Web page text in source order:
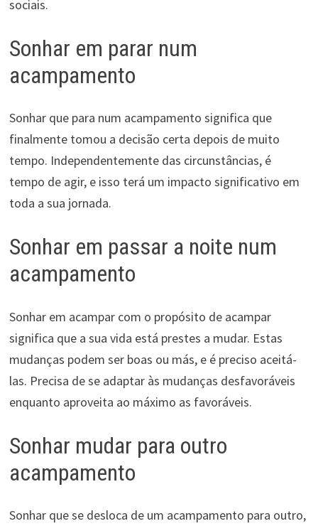
sociais.
Sonhar em parar num
acampamento
Sonhar que para num acampamento significa que
finalmente tomou a decisão certa depois de muito
tempo. Independentemente das circunstâncias, é
tempo de agir, e isso terá um impacto significativo em
toda a sua jornada.
Sonhar em passar a noite num
acampamento
Sonhar em acampar com o propósito de acampar
significa que a sua vida está prestes a mudar. Estas
mudanças podem ser boas ou más, e é preciso aceitá-
las. Precisa de se adaptar às mudanças desfavoráveis ​​
enquanto aproveita ao máximo as favoráveis.
Sonhar mudar para outro
acampamento
Sonhar que se desloca de um acampamento para outro,